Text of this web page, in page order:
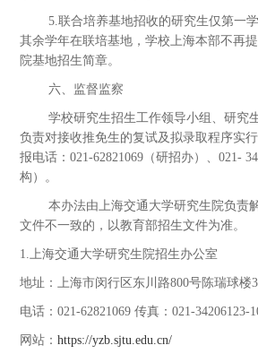
5.联合培养基地招收的研究生仅第一学
其余学年在联培基地，学校上海本部不再
院基地招生简章。
六、监督监察
学校研究生招生工作领导小组、研究
负责对接收推免生的复试及拟录取程序实
报电话：021-62821069（研招办）、021-
构）。
本办法由上海交通大学研究生院负责
文件不一致的，以教育部招生文件为准。
1.上海交通大学研究生院招生办公室
地址：上海市闵行区东川路800号陈瑞球楼
电话：021-62821069 传真：021-34206123-
网站：https://yzb.sjtu.edu.cn/